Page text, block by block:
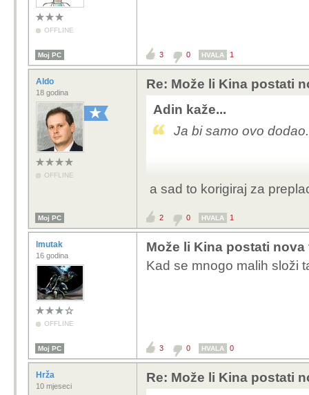
OFFLINE
Moj PC 3 0 HVALA 1
Aldo
18 godina
OFFLINE
Re: Može li Kina postati
Adin kaže...
Ja bi samo ovo dodao.
a sad to korigiraj za
Moj PC 2 0 HVALA 1
lmutak
16 godina
OFFLINE
Može li Kina postati
Kad se mnogo malih složi
Moj PC 3 0 HVALA 0
Hrža
10 mjeseci
Re: Može li Kina postati